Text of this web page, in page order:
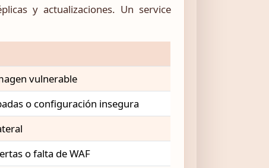
y actualizaciones. Un service
vulnerable
o configuración insegura
o falta de WAF